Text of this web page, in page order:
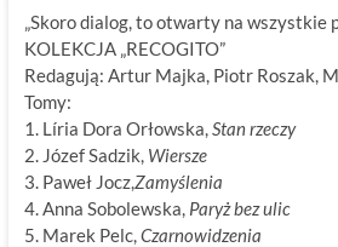
„Skoro dialog, to otwarty na wszystkie
KOLEKCJA „RECOGITO”
Redagują: Artur Majka, Piotr Roszak,
Tomy:
1. Líria Dora Orłowska,Stan rzeczy
2. Józef Sadzik, Wiersze
3. Paweł Jocz,Zamyślenia
4. Anna Sobolewska, Paryż bez ulic
5. Marek Pelc,Czarnowidzenia